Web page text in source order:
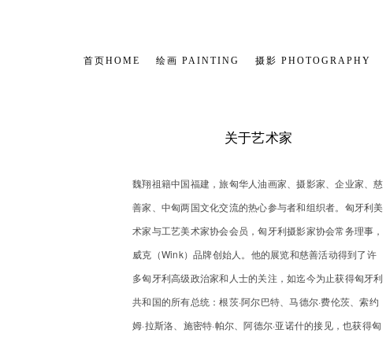
首页HOME 绘画 PAINTING 摄影 PHOTOGRAPHY
关于艺术家
​魏翔祖籍中国福建，旅匈华人油画家、摄影家、企业家、慈
善家、中匈两国文化交流的热心参与者和组织者。匈牙利美
术家与工艺美术家协会会员，匈牙利摄影家协会常务理事，
威克（Wink）品牌创始人。他的展览和慈善活动得到了许
多匈牙利高级政治家和人士的关注，如迄今为止获得匈牙利
共和国的所有总统：根茨·阿尔巴特、马德尔·费伦茨、索约
姆·拉斯洛、施密特·帕尔、阿德尔·亚诺什的接见，也获得匈